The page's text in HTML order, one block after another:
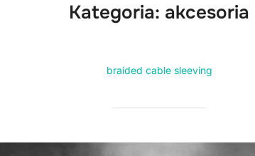
Kategoria: akcesoria
braided cable sleeving